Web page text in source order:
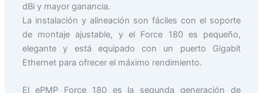
dBi y mayor ganancia.
La instalación y alineación son fáciles con el soporte
de montaje ajustable, y el Force 180 es pequeño,
elegante y está equipado con un puerto Gigabit
Ethernet para ofrecer el máximo rendimiento.
El ePMP Force 180 es la segunda generación de